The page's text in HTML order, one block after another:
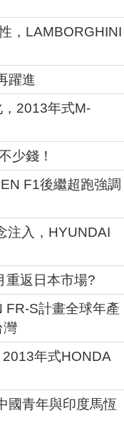
，LAMBORGHINI
躍進
2013年式M-
少錢！
F1後繼超跑強調
注入，HYUNDAI
重返日本市場?
FR-S計畫全球年產
灣
年式HONDA
國青年與印度馬恆